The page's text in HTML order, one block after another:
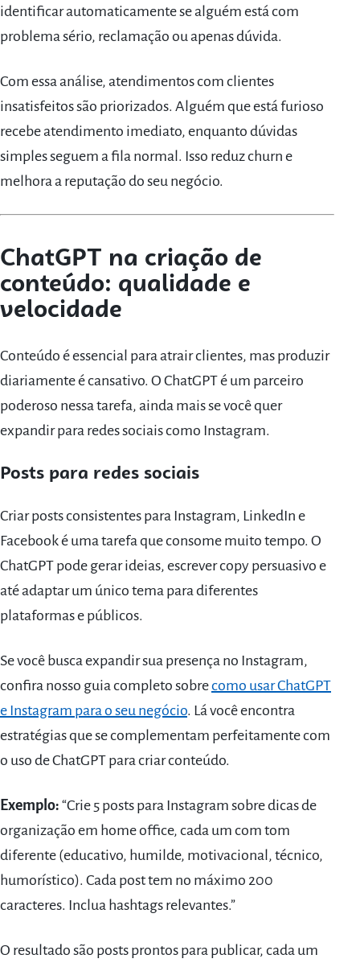
identificar automaticamente se alguém está com
problema sério, reclamação ou apenas dúvida.
Com essa análise, atendimentos com clientes
insatisfeitos são priorizados. Alguém que está furioso
recebe atendimento imediato, enquanto dúvidas
simples seguem a fila normal. Isso reduz churn e
melhora a reputação do seu negócio.
ChatGPT na criação de
conteúdo: qualidade e
velocidade
Conteúdo é essencial para atrair clientes, mas produzir
diariamente é cansativo. O ChatGPT é um parceiro
poderoso nessa tarefa, ainda mais se você quer
expandir para redes sociais como Instagram.
Posts para redes sociais
Criar posts consistentes para Instagram, LinkedIn e
Facebook é uma tarefa que consome muito tempo. O
ChatGPT pode gerar ideias, escrever copy persuasivo e
até adaptar um único tema para diferentes
plataformas e públicos.
Se você busca expandir sua presença no Instagram,
confira nosso guia completo sobrecomo usar ChatGPT
e Instagram para o seu negócio. Lá você encontra
estratégias que se complementam perfeitamente com
o uso de ChatGPT para criar conteúdo.
Exemplo: “Crie 5 posts para Instagram sobre dicas de
organização em home office, cada um com tom
diferente (educativo, humilde, motivacional, técnico,
humorístico). Cada post tem no máximo 200
caracteres. Inclua hashtags relevantes.”
O resultado são posts prontos para publicar, cada um